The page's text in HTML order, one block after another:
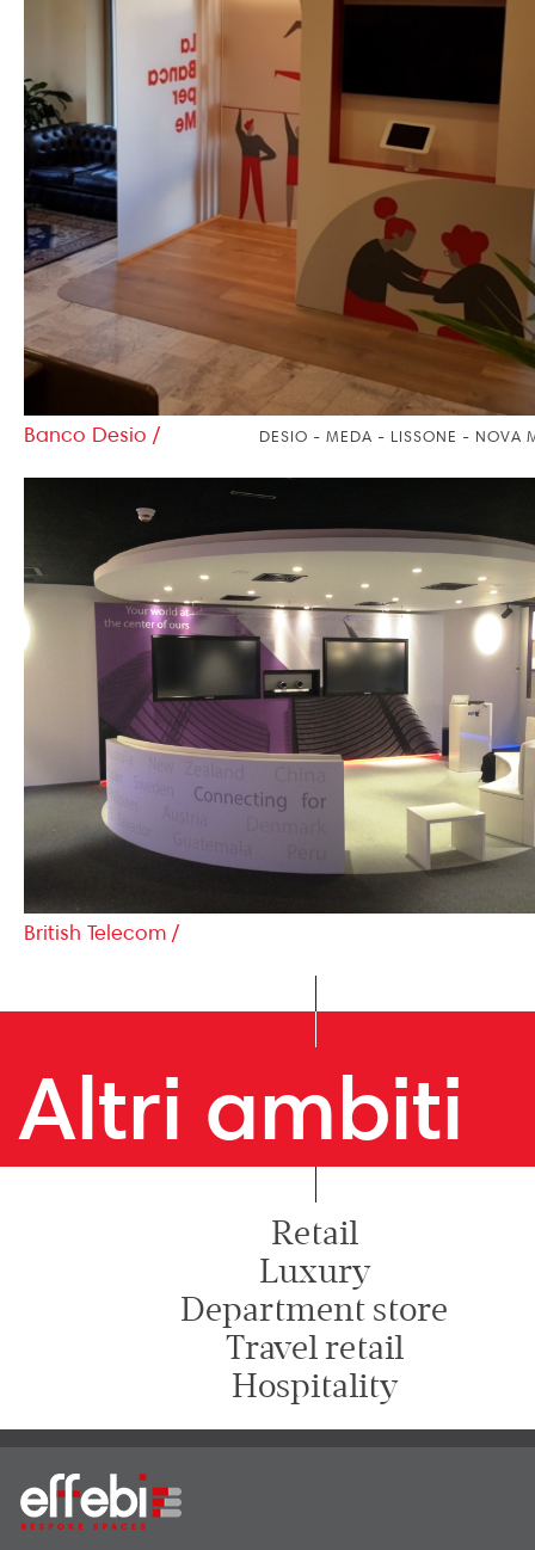
Banco Desio / DESIO - MEDA - LISSONE - NOVA
British Telecom /
Altri ambiti
Retail
Luxury
Department store
Travel retail
Hospitality